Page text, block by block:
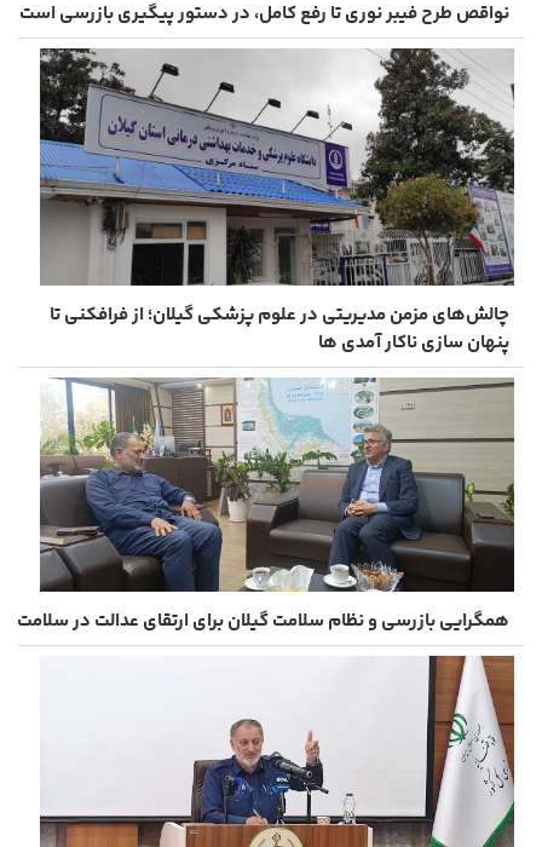
نواقص طرح فیبر نوری تا رفع کامل، در دستور پیگیری بازرسی است
چالش‌های مزمن مدیریتی در علوم پزشکی گیلان؛ از فرافکنی تا
پنهان ‌سازی ناکار آمدی ها
همگرایی بازرسی و نظام سلامت گیلان برای ارتقای عدالت در سلامت